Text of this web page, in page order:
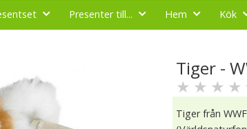
Presenter till... Hem Kök
Tiger -
★ ★ ★ ★
Tiger från